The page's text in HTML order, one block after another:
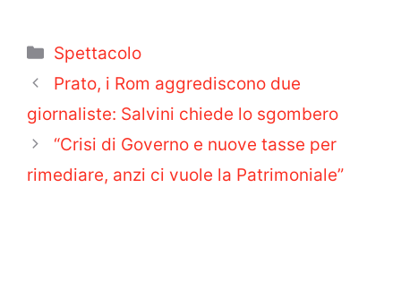
Categorie
Spettacolo
Prato, i Rom aggrediscono due
giornaliste: Salvini chiede lo sgombero
“Crisi di Governo e nuove tasse per
rimediare, anzi ci vuole la Patrimoniale”